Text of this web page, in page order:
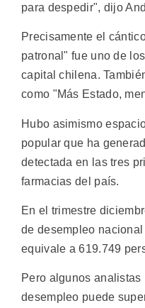
para despedir", dijo
Precisamente el
patronal" fue uno de
capital chilena.
como "Más Estado,
Hubo asimismo
popular que ha
detectada en las tres
farmacias del país.
En el trimestre
de desempleo
equivale a 619.749
Pero algunos analistas
desempleo puede